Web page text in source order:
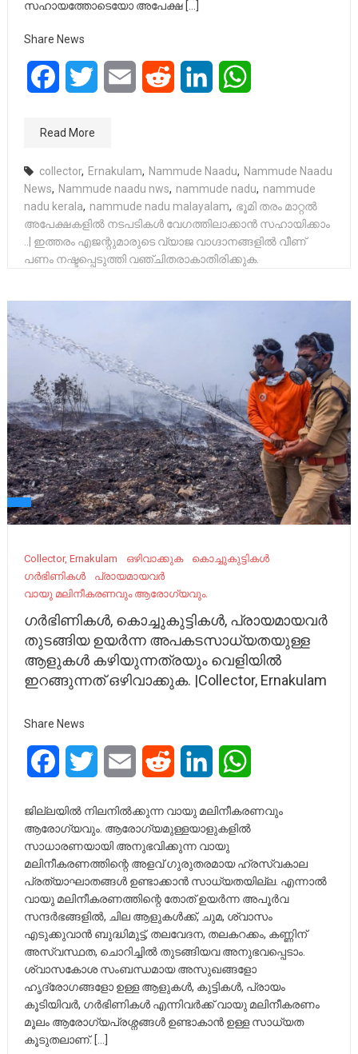
സഹായത്തോടെയോ അപേക്ഷ […]
Share News
FacebookTwitter Email Reddit LinkedIn
Read More
collector, Ernakulam, Nammude Naadu, Nammude Naadu
News, Nammude naadu nws, nammude nadu, nammude
nadu kerala, nammude nadu malayalam, ഭൂമി തരം മാറ്റല്‍
അപേക്ഷകളില്‍ നടപടികള്‍ വേഗത്തിലാക്കാൻ സഹായിക്കാം
..| ഇത്തരം എജന്റുമാരുടെ വ്യാജ വാഗ്ദാനങ്ങളില്‍ വീണ്
പണം നഷ്ടപ്പെടുത്തി വഞ്ചിതരാകാതിരിക്കുക.
Collector, Ernakulam ഒഴിവാക്കുക
കൊച്ചുകുട്ടികൾ
ഗർഭിണികൾ
പ്രായമായവർ
വായു മലിനീകരണവും ആരോഗ്യവും.
ഗർഭിണികൾ, കൊച്ചുകുട്ടികൾ, പ്രായമായവർ
തുടങ്ങിയ ഉയർന്ന അപകടസാധ്യതയുള്ള
ആളുകൾ കഴിയുന്നത്രയും വെളിയിൽ
ഇറങ്ങുന്നത് ഒഴിവാക്കുക. |Collector, Ernakulam
Share News
FacebookTwitter Email Reddit LinkedIn
ജില്ലയില്‍ നിലനില്‍ക്കുന്ന വായു മലിനീകരണവും
ആരോഗ്യവും. ആരോഗ്യമുള്ളയാളുകളിൽ
സാധാരണയായി അനുഭവിക്കുന്ന വായു
മലിനീകരണത്തിന്റെ അളവ് ഗുരുതരമായ ഹ്രസ്വകാല
പ്രത്യാഘാതങ്ങൾ ഉണ്ടാക്കാൻ സാധ്യതയില്ല. എന്നാൽ
വായു മലിനീകരണത്തിന്റെ തോത് ഉയർന്ന അപൂർവ
സന്ദർഭങ്ങളിൽ, ചില ആളുകൾക്ക്, ചുമ, ശ്വാസം
എടുക്കുവാന്‍ ബുദ്ധിമുട്ട്, തലവേദന, തലകറക്കം, കണ്ണിന്
അസ്വസ്ഥത, ചൊറിച്ചില്‍ തുടങ്ങിയവ അനുഭവപ്പെടാം.
ശ്വാസകോശ സംബന്ധമായ അസുഖങ്ങളോ
ഹൃദ്രോഗങ്ങളോ ഉള്ള ആളുകൾ, കുട്ടികള്‍, പ്രായം
കൂടിയിവര്‍, ഗര്‍ഭിണികള്‍ എന്നിവര്‍ക്ക് വായു മലിനീകരണം
മൂലം ആരോഗ്യപ്രശ്നങ്ങള്‍ ഉണ്ടാകാന്‍ ഉള്ള സാധ്യത
കൂടുതലാണ്. […]